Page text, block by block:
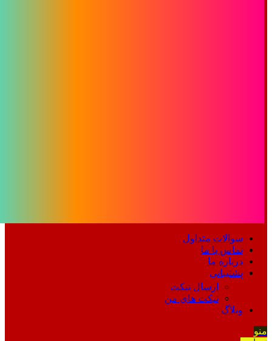
سوالات متداول
تماس با ما
درباره ما
پشتیبانی
ارسال تیکت
تیکت های من
وبلاگ
منو